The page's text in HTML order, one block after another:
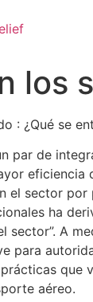
los
: ¿Qué se
par de
eficiencia
el sector por
ha
sector”. A
para
que
aéreo.